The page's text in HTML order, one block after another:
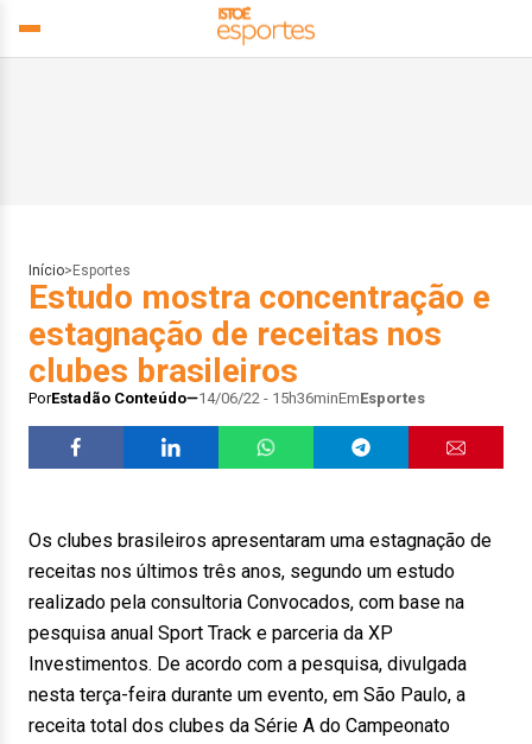
Início> Esportes
Estudo mostra concentração e
estagnação de receitas nos
clubes brasileiros
PorEstadão Conteúdo 14/06/22 - 15h36minEmEsportes
Os clubes brasileiros apresentaram uma estagnação de
receitas nos últimos três anos, segundo um estudo
realizado pela consultoria Convocados, com base na
pesquisa anual Sport Track e parceria da XP
Investimentos. De acordo com a pesquisa, divulgada
nesta terça-feira durante um evento, em São Paulo, a
receita total dos clubes da Série A do Campeonato